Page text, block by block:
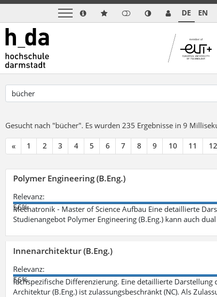
DE EN
Gesucht nach "bücher". Es wurden 235 Ergebnisse in 9
« 1 2 3 4 5 6 7 8 9 10 11 12
Polymer Engineering (B.Eng.)
Relevanz:
56%
Mechatronik - Master of Science Aufbau Eine detaillierte
Studienangebot Polymer Engineering (B.Eng.) kann auch
Innenarchitektur (B.Eng.)
Relevanz:
56%
fachspezifische Differenzierung. Eine detaillierte
Architektur (B.Eng.) ist zulassungsbeschränkt (NC). Als